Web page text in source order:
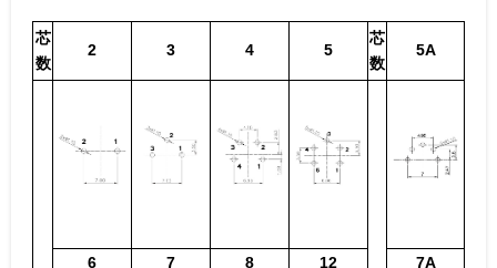
芯
数
2 3 4 5
芯
数
5A
6 7 8 12 7A